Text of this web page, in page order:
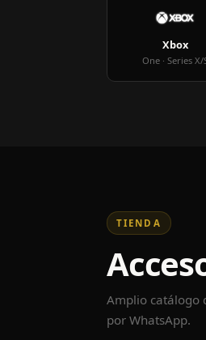
Xbox
One · Series X/
TIENDA
Amplio catálogo
por WhatsApp.